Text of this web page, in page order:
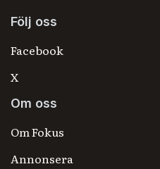
Följ oss
Facebook
X
Om oss
Om Fokus
Annonsera